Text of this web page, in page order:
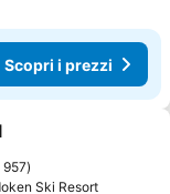
Scopri i prezzi
preferiti
957
Ski Resort